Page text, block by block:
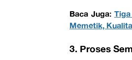
Baca Juga:
Memetik,
3. Proses